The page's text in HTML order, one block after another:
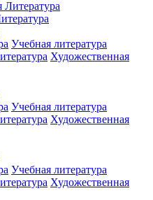
Учебная литература
Художественная
Учебная литература
Художественная
Учебная литература
Художественная